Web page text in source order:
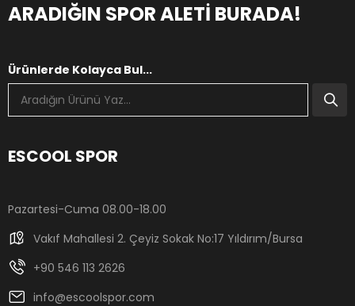
ARADIĞIN SPOR ALETİ BURADA!
Ürünlerde Kolayca Bul...
ESCOOL SPOR
Pazartesi-Cuma 08.00-18.00
Vakıf Mahallesi 2. Çeyiz Sokak No:17 Yıldırım/Bursa
+90 546 113 2626
info@escoolspor.com